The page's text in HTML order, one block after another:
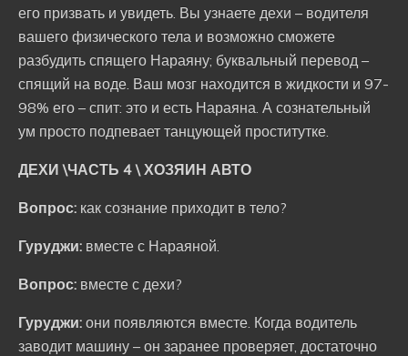
его призвать и увидеть. Вы узнаете дехи – водителя
вашего физического тела и возможно сможете
разбудить спящего Нараяну; буквальный перевод –
спящий на воде. Ваш мозг находится в жидкости и 97-
98% его – спит: это и есть Нараяна. А сознательный
ум просто подпевает танцующей проститутке.
ДЕХИ \ЧАСТЬ 4 \ ХОЗЯИН АВТО
Вопрос: как сознание приходит в тело?
Гуруджи: вместе с Нараяной.
Вопрос: вместе с дехи?
Гуруджи: они появляются вместе. Когда водитель
заводит машину – он заранее проверяет, достаточно